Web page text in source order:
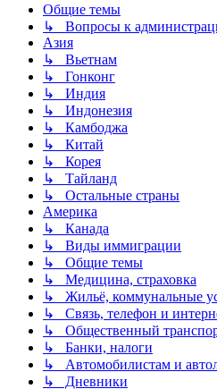
Общие темы
↳ Вопросы к
Азия
↳ Вьетнам
↳ Гонконг
↳ Индия
↳ Индонезия
↳ Камбоджа
↳ Китай
↳ Корея
↳ Тайланд
↳ Остальные страны
Америка
↳ Канада
↳ Виды иммиграции
↳ Общие темы
↳ Медицина, страховка
↳ Жильё, коммунальные
↳ Связь, телефон и
↳ Общественный
↳ Банки, налоги
↳ Автомобилистам и
↳ Дневники